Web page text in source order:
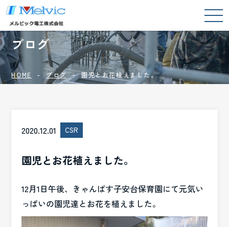
BLOG
ブログ
HOME ブログ 園児とお花植えました。
2020.12.01 CSR
園児とお花植えました。
12月1日午後、きゃんばす子安台保育園にて元気い
っぱいの園児達とお花を植えました。